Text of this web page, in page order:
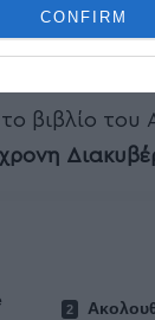
CONFIRM
βιβλίο